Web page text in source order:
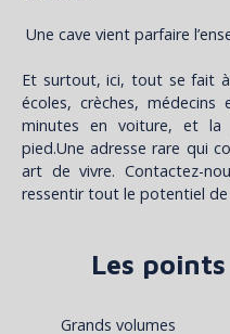
Une cave vient parfaire
Et surtout, ici, tout se fait
écoles, crèches,
minutes en voiture, et
pied.Une adresse rare qui
art de vivre. Contactez-
ressentir tout le potentiel
Les
Grands volumes